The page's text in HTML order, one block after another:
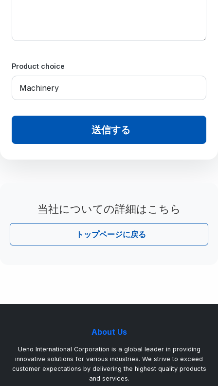
Product choice
送信する
当社についての詳細はこちら
トップページに戻る
About Us
Ueno International Corporation is a global leader in providing
innovative solutions for various industries. We strive to exceed
customer expectations by delivering the highest quality products
and services.